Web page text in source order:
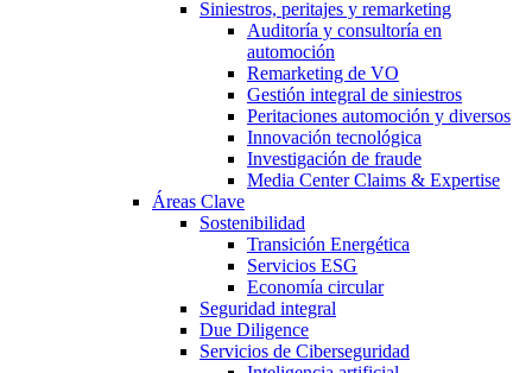
Siniestros, peritajes y remarketing
Auditoría y consultoría en
automoción
Remarketing de VO
Gestión integral de siniestros
Peritaciones automoción y diversos
Innovación tecnológica
Investigación de fraude
Media Center Claims & Expertise
Áreas Clave
Sostenibilidad
Transición Energética
Servicios ESG
Economía circular
Seguridad integral
Due Diligence
Servicios de Ciberseguridad